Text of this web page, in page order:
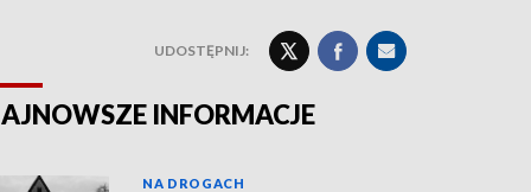
UDOSTĘPNIJ:
INFORMACJE
NA DROGACH